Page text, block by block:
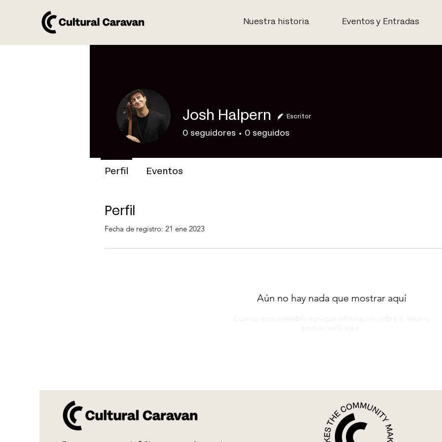
Nuestra historia Eventos y Entradas
Perfil
Fecha de registro: 21 ene 2023
Aún no hay nada que mostrar aquí
Cuando este miembro agregue información sobre sí mismo,
podrás verla aquí.
Josh Halpern Escritor
0 seguidores 0 seguidos
Perfil Eventos